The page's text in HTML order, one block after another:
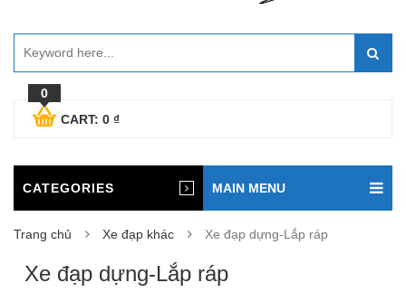
0
CART: 0 ₫
CATEGORIES MAIN MENU
Trang chủ Xe đạp khác Xe đạp dựng-Lắp ráp
Xe đạp dựng-Lắp ráp